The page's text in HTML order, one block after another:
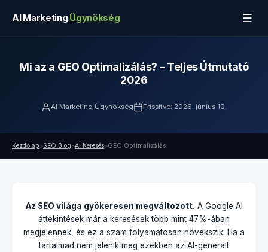
AI Marketing Ügynökség ☰
Mi az a GEO Optimalizálás? – Teljes Útmutató
2026
AI Marketing Ügynökség Frissítve: 2026. június 10.
Kezdőlap>SEO Blog>AI Keresés>GEO Optimalizálás
Az SEO világa gyökeresen megváltozott. A Google AI
áttekintések már a keresések több mint 47%-ában
megjelennek, és ez a szám folyamatosan növekszik. Ha a
tartalmad nem jelenik meg ezekben az AI-generált